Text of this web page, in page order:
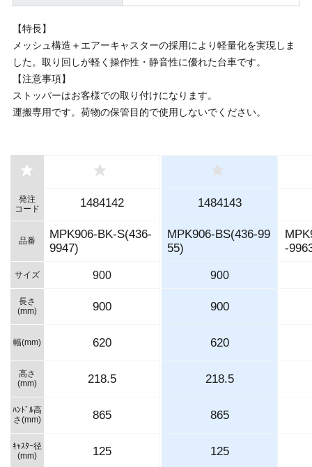
【特長】
メッシュ構造＋エアーキャスターの採用により軽量化を実現しま
した。取り回しが軽く操作性・静音性に優れた台車です。
【注意事項】
ストッパーはお客様での取り付けになります。
運搬専用です。荷物の保管目的で使用しないでください。
発注
コード
品番
サイズ
長さ
(mm)
幅(mm)
高さ
(mm)
ﾊﾝﾄﾞﾙ高
さ(mm)
ｷｬｽﾀｰ径
(mm)
1484142
MPK906-BK-S(436-
9947)
900
900
620
218.5
865
125
1484143
MPK906-BS(436-99
55)
900
900
620
218.5
865
125
-